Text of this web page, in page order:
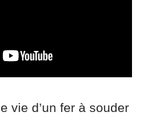
vie d’un fer à souder